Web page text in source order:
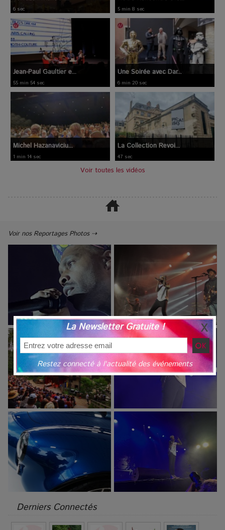
6 sec 5 min 8 sec
Jean-Paul Gaultier e...
55 min 54 sec
Une Soirée avec Dar...
6 min 20 sec
Michel Hazanaviciu...
1 min 14 sec
La Collection Revoi...
47 sec
Voir toutes les vidéos
Voir nos Reportages Photos ⇢
Derniers Connectés
La Newsletter Gratuite !
Restez connecté à l'actualité des événements